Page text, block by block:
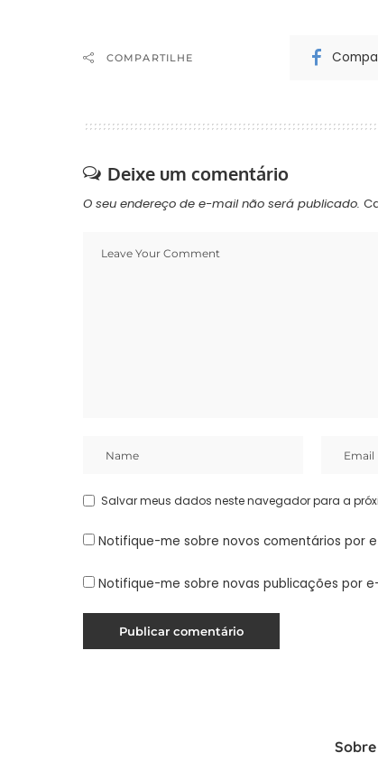
COMPARTILHE
Deixe um comentário
O seu endereço de e-mail não será publicado.
Salvar meus dados neste navegador para a
Notifique-me sobre novos comentários por
Notifique-me sobre novas publicações por